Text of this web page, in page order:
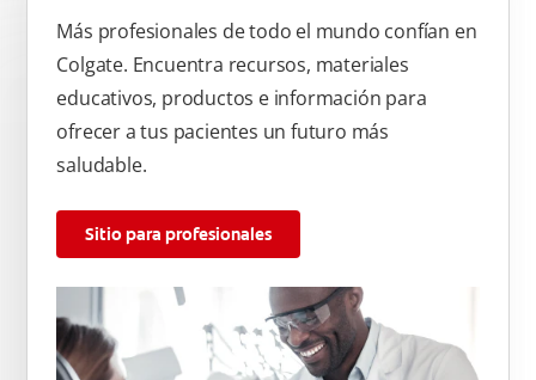
Más profesionales de todo el mundo confían en
Colgate. Encuentra recursos, materiales
educativos, productos e información para
ofrecer a tus pacientes un futuro más
saludable.
Sitio para profesionales